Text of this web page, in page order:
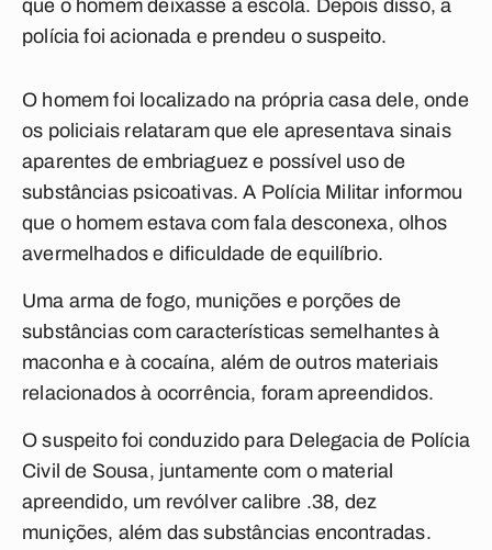
que o homem deixasse a escola. Depois disso, a
polícia foi acionada e prendeu o suspeito.
O homem foi localizado na própria casa dele, onde
os policiais relataram que ele apresentava sinais
aparentes de embriaguez e possível uso de
substâncias psicoativas. A Polícia Militar informou
que o homem estava com fala desconexa, olhos
avermelhados e dificuldade de equilíbrio.
Uma arma de fogo, munições e porções de
substâncias com características semelhantes à
maconha e à cocaína, além de outros materiais
relacionados à ocorrência, foram apreendidos.
O suspeito foi conduzido para Delegacia de Polícia
Civil de Sousa, juntamente com o material
apreendido, um revólver calibre .38, dez
munições, além das substâncias encontradas.